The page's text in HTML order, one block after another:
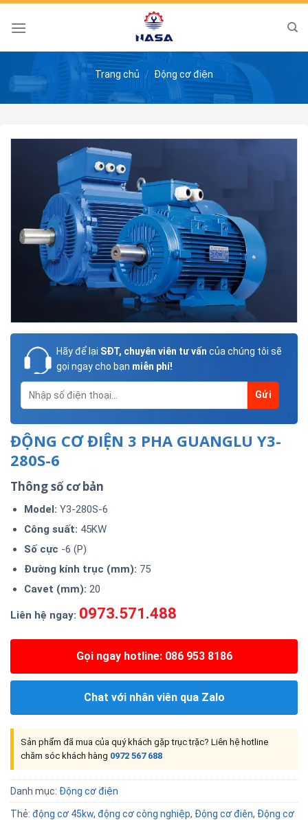
Skip
Trang chủ / Động cơ điện
Hãy để lại SĐT, chuyên viên tư vấn của chúng tôi sẽ
gọi ngay cho bạn miễn phí!
ĐỘNG CƠ ĐIỆN 3 PHA GUANGLU Y3-
280S-6
Thông số cơ bản
Model: Y3-280S-6
Công suất: 45KW
Số cực -6 (P)
Đường kính trục (mm): 75
Cavet (mm): 20
Liên hệ ngay: 0973.571.488
Gọi ngay hotline: 086 953 8186
Chat với nhân viên qua Zalo
Sản phẩm đã mua của quý khách gặp trục trặc? Liên hệ hotline
chăm sóc khách hàng 0972 567 688
Danh mục: Động cơ điện
Thẻ: động cơ 45kw, động cơ công nghiệp, Động cơ điên, Động cơ